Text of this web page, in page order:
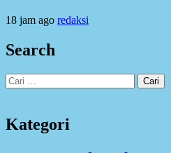
18 jam ago redaksi
Search
Cari
untuk:
Kategori